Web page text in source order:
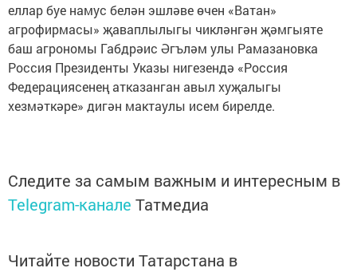
еллар буе намус белән эшләве өчен «Ватан»
агрофирмасы» җаваплылыгы чикләнгән җәмгыяте
баш агрономы Габдрәис Әгъләм улы Рамазановка
Россия Президенты Указы нигезендә «Россия
Федерациясенең атказанган авыл хуҗалыгы
хезмәткәре» дигән мактаулы исем бирелде.
Следите за самым важным и интересным в
Telegram-канале Татмедиа
Читайте новости Татарстана в